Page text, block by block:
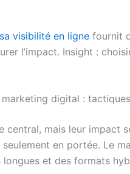
visibilité en ligne fournit
l’impact. Insight :
digital :
central, mais leur impact
en portée. Le
longues et des formats